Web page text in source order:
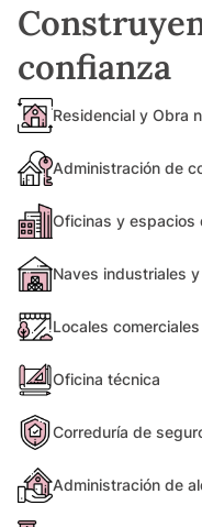
confianza
Residencial y Obra
Administración de
Oficinas y espacios
Naves industriales
Locales comerciales
Oficina técnica
Correduría de
Administración de